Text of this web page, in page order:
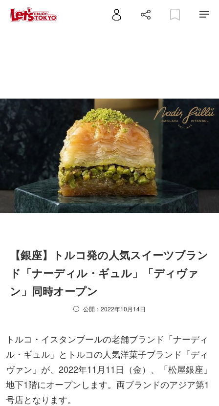
【銀座】トルコ発の人気スイーツブラン
ド「ナーディル・ギュル」「ディヴァ
ン」同時オープン
公開：2022年10月14日
トルコ・イスタンブールの老舗ブランド「ナーディ
ル・ギュル」とトルコの人気洋菓子ブランド「ディ
ヴァン」が、2022年11月11日（金）、「松屋銀座」
地下1階にオープンします。両ブランドのアジア第1
号店となります。